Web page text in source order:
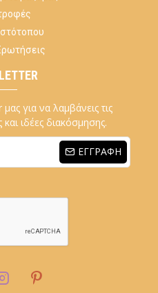
για να λαμβάνεις τις
ιδέες διακόσμησης.
ΕΓΓΡΑΦΉ